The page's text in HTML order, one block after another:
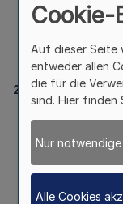
20023
Cookie-
Auf dieser Seite
entweder allen
die für die
sind. Hier finden
Nur
Alle Cookies